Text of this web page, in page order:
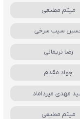
میثم مطیعی
سیب سرخی
رضا نریمانی
جواد مقدم
مهدی میرداماد
میثم مطیعی